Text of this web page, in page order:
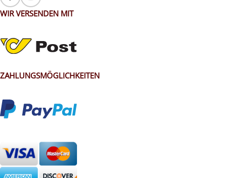
WIR VERSENDEN MIT
ZAHLUNGSMÖGLICHKEITEN